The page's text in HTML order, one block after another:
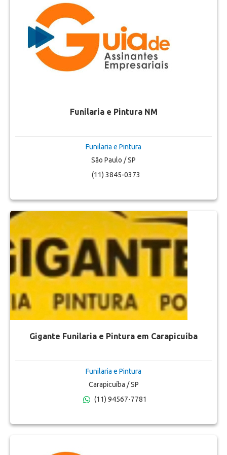
Funilaria e Pintura NM
Funilaria e Pintura
São Paulo / SP
(11) 3845-0373
Gigante Funilaria e Pintura em Carapicuíba
Funilaria e Pintura
Carapicuíba / SP
(11) 94567-7781